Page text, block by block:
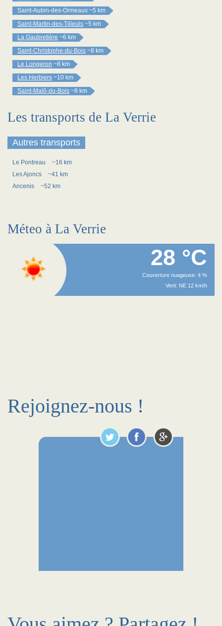
Saint-Aubin-des-Ormeaux ~5 km
Saint-Martin-des-Tilleuls ~5 km
La Gaubretière ~6 km
Saint-Christophe-du-Bois ~8 km
Le Longeron ~8 km
Les Herbiers ~10 km
Saint-Malô-du-Bois ~8 km
Les transports de La Verrie
Autres transports
Le Pontreau
~16 km
Les Ajoncs
~41 km
Ancenis
~52 km
Méteo à La Verrie
28 °C
Couverture nuageuse: 4 %
Vent: NE 12 km/h
Rejoignez-nous !